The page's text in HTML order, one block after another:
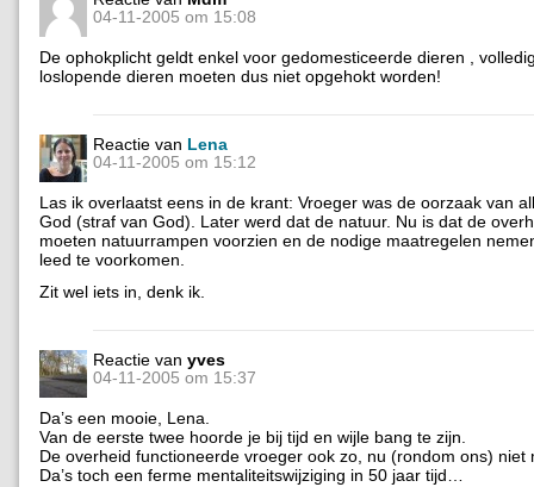
04-11-2005 om 15:08
De ophokplicht geldt enkel voor gedomesticeerde dieren ,
loslopende dieren moeten dus niet opgehokt worden!
Reactie van Lena
04-11-2005 om 15:12
Las ik overlaatst eens in de krant: Vroeger was de oorzaak van
God (straf van God). Later werd dat de natuur. Nu is dat de
moeten natuurrampen voorzien en de nodige maatregelen
leed te voorkomen.
Zit wel iets in, denk ik.
Reactie van yves
04-11-2005 om 15:37
Da’s een mooie, Lena.
Van de eerste twee hoorde je bij tijd en wijle bang te zijn.
De overheid functioneerde vroeger ook zo, nu (rondom ons) niet
Da’s toch een ferme mentaliteitswijziging in 50 jaar tijd…